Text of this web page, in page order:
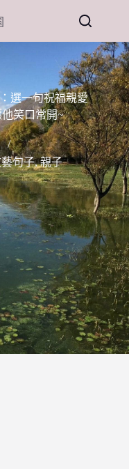
選一句祝福親愛
笑口常開~
句子,親子